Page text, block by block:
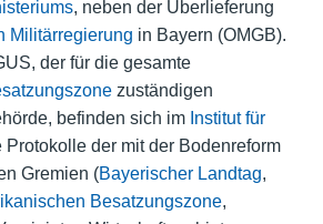
, neben der Überlieferung
Militärregierung in Bayern (OMGB).
der für die gesamte
zuständigen
befinden sich im Institut für
Protokolle der mit der Bodenreform
Gremien (Bayerischer Landtag,
Besatzungszone,